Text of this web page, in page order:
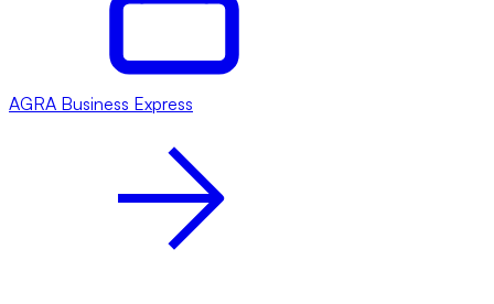
AGRA Business Express